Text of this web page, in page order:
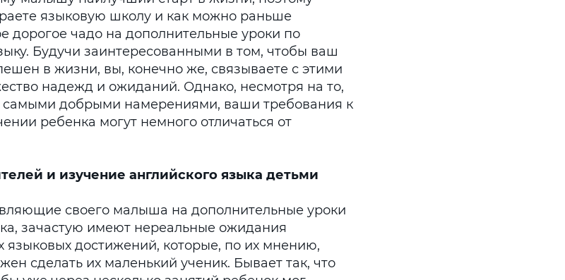
языковую школу и как можно раньше
дорогое чадо на дополнительные уроки по
Будучи заинтересованными в том, чтобы ваш
в жизни, вы, конечно же, связываете с этими
надежд и ожиданий. Однако, несмотря на то,
добрыми намерениями, ваши требования к
ребенка могут немного отличаться от
и изучение английского языка детьми
своего малыша на дополнительные уроки
зачастую имеют нереальные ожидания
языковых достижений, которые, по их мнению,
сделать их маленький ученик. Бывает так, что